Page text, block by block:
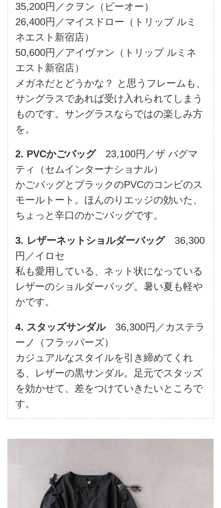
35,200円／クヲン（ピーオー）
26,400円／マイスドロー（トリップ ルミ
ネエスト新宿店）
50,600円／アイヴァン（トリップ ルミネ
エスト新宿店）
メガネだとどうかな？ と思うフレームも、
サングラスであれば受け入れられてしまう
ものです。サングラスならではの楽しみ方
を。
2. PVCかごバッグ23,100円／ザ バグマ
ティ（セムインターナショナル）
かごバッグとブラックのPVCのコンビのス
モールトート。ほんのりエッジの効いた、
ちょっと辛口のかごバッグです。
3. レザーネットショルダーバッグ36,300
円／イロセ
私も愛用している、ネット状になっている
レザーのショルダーバッグ。暑い夏も軽や
かです。
4. スタッズサンダル36,300円／カステラ
ーノ（フラッパーズ）
カジュアルなスタイルを引き締めてくれ
る、レザーの黒サンダル。足元でスタッズ
を効かせて、差をつけていきたいところで
す。